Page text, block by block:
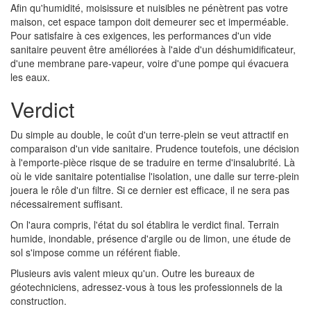
Afin qu'humidité, moisissure et nuisibles ne pénètrent pas votre
maison, cet espace tampon doit demeurer sec et imperméable.
Pour satisfaire à ces exigences, les performances d'un vide
sanitaire peuvent être améliorées à l'aide d'un déshumidificateur,
d'une membrane pare-vapeur, voire d'une pompe qui évacuera
les eaux.
Verdict
Du simple au double, le coût d'un terre-plein se veut attractif en
comparaison d'un vide sanitaire. Prudence toutefois, une décision
à l'emporte-pièce risque de se traduire en terme d'insalubrité. Là
où le vide sanitaire potentialise l'isolation, une dalle sur terre-plein
jouera le rôle d'un filtre. Si ce dernier est efficace, il ne sera pas
nécessairement suffisant.
On l'aura compris, l'état du sol établira le verdict final. Terrain
humide, inondable, présence d'argile ou de limon, une étude de
sol s'impose comme un référent fiable.
Plusieurs avis valent mieux qu'un. Outre les bureaux de
géotechniciens, adressez-vous à tous les professionnels de la
construction.